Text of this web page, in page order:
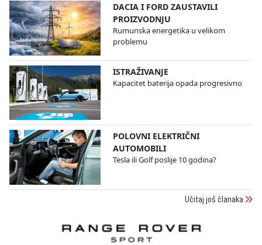
DACIA I FORD ZAUSTAVILI
PROIZVODNJU
Rumunska energetika u velikom
problemu
ISTRAŽIVANJE
Kapacitet baterija opada progresivno
POLOVNI ELEKTRIČNI
AUTOMOBILI
Tesla ili Golf poslije 10 godina?
Učitaj još članaka